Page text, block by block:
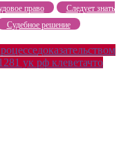
право
Следует знать
Судебное решение
доказательством
ук рф клеветачто